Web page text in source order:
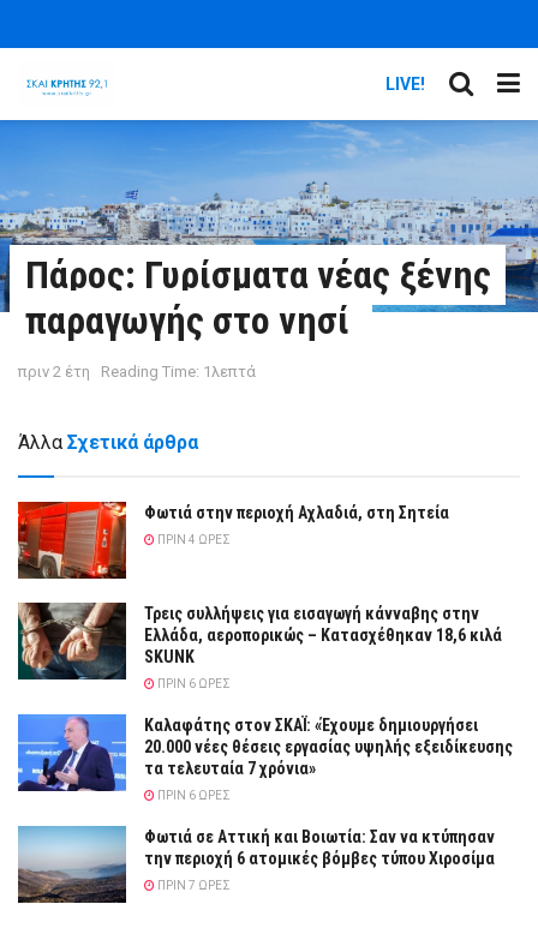
LIVE!
Πάρος: Γυρίσματα νέας ξένης
παραγωγής στο νησί
πριν 2 έτη Reading Time: 1λεπτά
Άλλα Σχετικά άρθρα
Φωτιά στην περιοχή Αχλαδιά, στη Σητεία
ΠΡΙΝ 4 ΏΡΕΣ
Τρεις συλλήψεις για εισαγωγή κάνναβης στην
Ελλάδα, αεροπορικώς – Κατασχέθηκαν 18,6 κιλά
SKUNK
ΠΡΙΝ 6 ΏΡΕΣ
Καλαφάτης στον ΣΚΑΪ: «Έχουμε δημιουργήσει
20.000 νέες θέσεις εργασίας υψηλής εξειδίκευσης
τα τελευταία 7 χρόνια»
ΠΡΙΝ 6 ΏΡΕΣ
Φωτιά σε Αττική και Βοιωτία: Σαν να κτύπησαν
την περιοχή 6 ατομικές βόμβες τύπου Χιροσίμα
ΠΡΙΝ 7 ΏΡΕΣ